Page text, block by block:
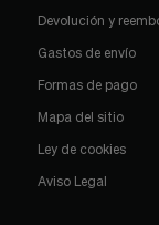
Devolución y
Gastos de envío
Formas de pago
Mapa del sitio
Ley de cookies
Aviso Legal